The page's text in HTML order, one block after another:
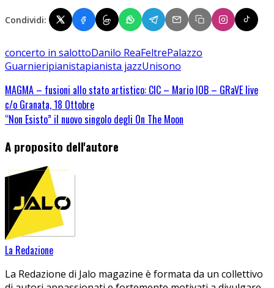
Condividi:
concerto in salottoDanilo ReaFeltrePalazzo
Guarnieripianistapianista jazzUnisono
MAGMA – fusioni allo stato artistico: CIC – Mario IOB – GRaVE live
c/o Granata, 18 Ottobre
“Non Esisto” il nuovo singolo degli On The Moon
A proposito dell'autore
La Redazione
La Redazione di Jalo magazine è formata da un collettivo